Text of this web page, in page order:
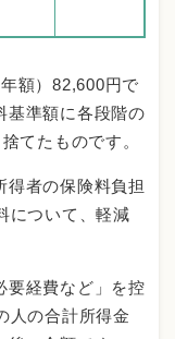
額）82,600円で
基準額に各段階の
てたものです。
者の保険料負担
について、軽減
要経費など」を控
人の合計所得金